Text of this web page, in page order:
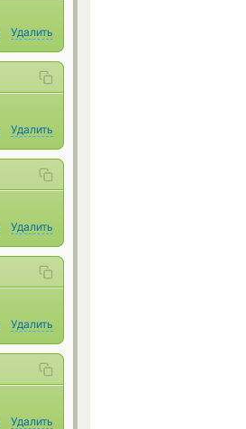
Удалить
Удалить
Удалить
Удалить
Удалить